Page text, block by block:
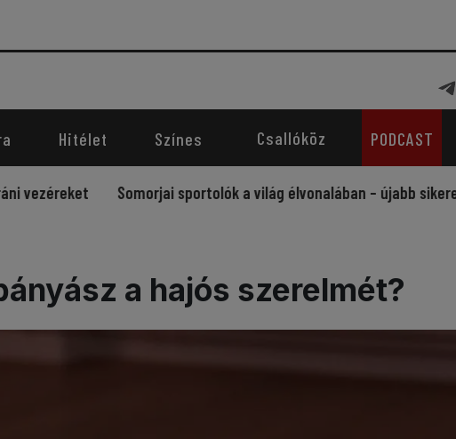
Hitélet Színes Csallóköz PODCAST
Somorjai sportolók a világ élvonalában – újabb sikerek a kajak-
a hajós szerelmét?